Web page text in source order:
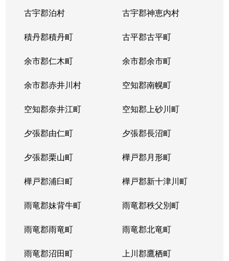
古宇郡泊村 古宇郡神恵内村
積丹郡積丹町 古平郡古平町
余市郡仁木町 余市郡余市町
余市郡赤井川村 空知郡南幌町
空知郡奈井江町 空知郡上砂川町
夕張郡由仁町 夕張郡長沼町
夕張郡栗山町 樺戸郡月形町
樺戸郡浦臼町 樺戸郡新十津川町
雨竜郡妹背牛町 雨竜郡秩父別町
雨竜郡雨竜町 雨竜郡北竜町
雨竜郡沼田町 上川郡鷹栖町